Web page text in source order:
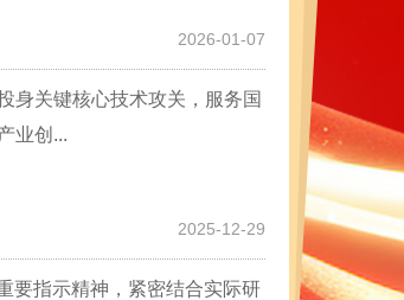
2026-01-07
身关键核心技术攻关，服务国
业创...
2025-12-29
要指示精神，紧密结合实际研